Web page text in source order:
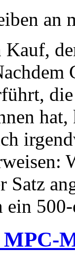
Kauf,
Satz
ein
MPC-